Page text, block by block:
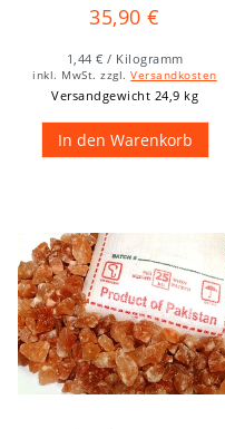
35,90 €
1,44 € / Kilogramm
inkl. MwSt. zzgl.Versandkosten
Versandgewicht 24,9 kg
In den Warenkorb